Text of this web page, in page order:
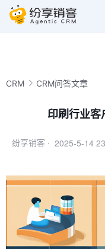
CRM CRM问答文章
印刷行业客
纷享销客 · 2025-5-14